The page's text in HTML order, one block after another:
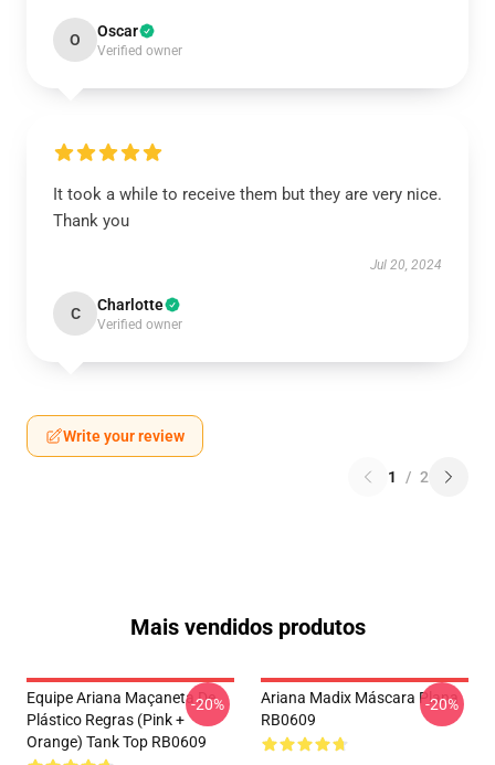
O Oscar
Verified owner
It took a while to receive them but they are very nice.
Thank you
Jul 20, 2024
C Charlotte
Verified owner
Write your review
1 / 2
Mais vendidos produtos
Equipe Ariana Maçaneta De
Plástico Regras (Pink +
Orange) Tank Top RB0609
-20%
Ariana Madix Máscara Plana
RB0609
-20%